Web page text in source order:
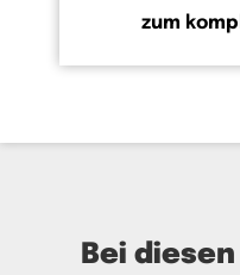
zum
Bei